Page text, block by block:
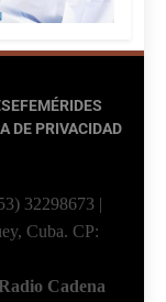
EFEMÉRIDES
DE PRIVACIDAD
32298673 |
Cuba. CP:
Cadena